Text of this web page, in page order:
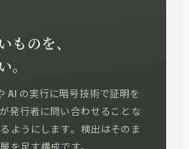
ものを、
。
AI の実行に暗号技術で証明を
発行者に問い合わせることな
ようにします。検出はそのま